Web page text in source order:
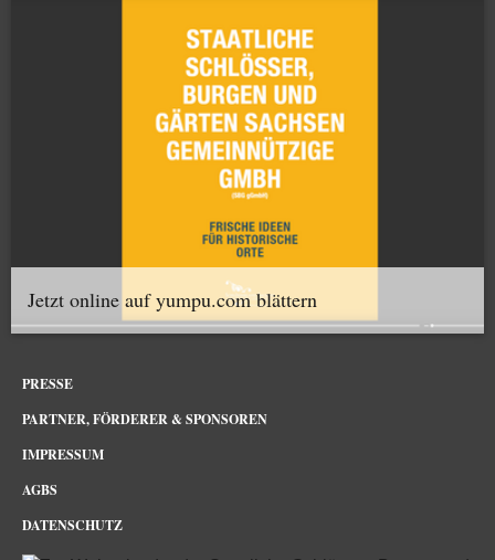
Jetzt online auf yumpu.com blättern
PRESSE
PARTNER, FÖRDERER & SPONSOREN
IMPRESSUM
AGBS
DATENSCHUTZ